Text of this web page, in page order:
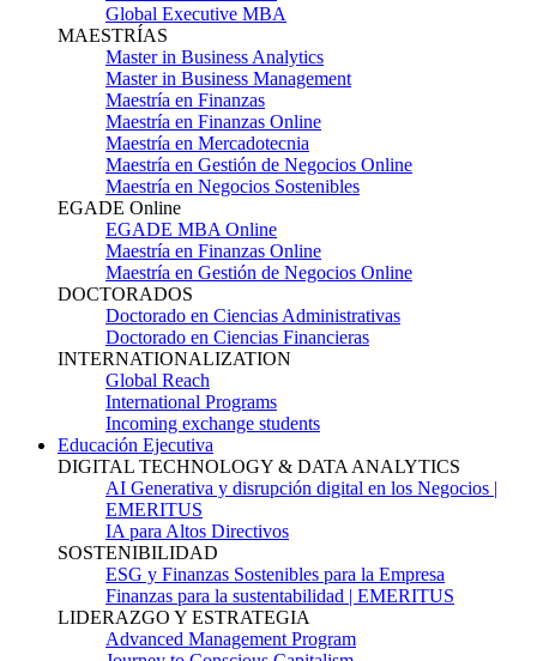
Global Executive MBA
MAESTRÍAS
Master in Business Analytics
Master in Business Management
Maestría en Finanzas
Maestría en Finanzas Online
Maestría en Mercadotecnia
Maestría en Gestión de Negocios Online
Maestría en Negocios Sostenibles
EGADE Online
EGADE MBA Online
Maestría en Finanzas Online
Maestría en Gestión de Negocios Online
DOCTORADOS
Doctorado en Ciencias Administrativas
Doctorado en Ciencias Financieras
INTERNATIONALIZATION
Global Reach
International Programs
Incoming exchange students
Educación Ejecutiva
DIGITAL TECHNOLOGY & DATA ANALYTICS
AI Generativa y disrupción digital en los Negocios |
EMERITUS
IA para Altos Directivos
SOSTENIBILIDAD
ESG y Finanzas Sostenibles para la Empresa
Finanzas para la sustentabilidad | EMERITUS
LIDERAZGO Y ESTRATEGIA
Advanced Management Program